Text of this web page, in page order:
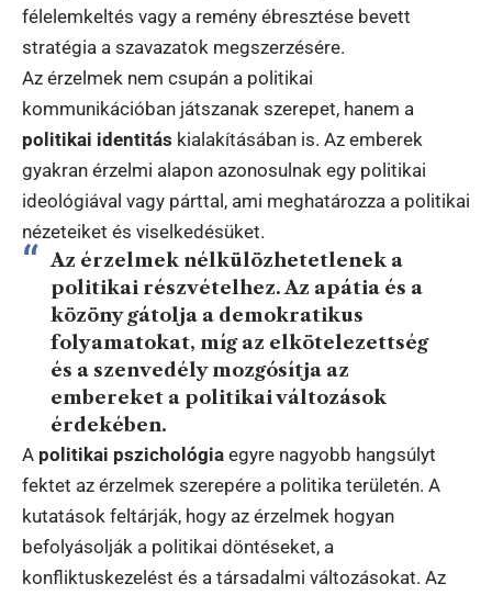
félelemkeltés vagy a remény ébresztése bevett
stratégia a szavazatok megszerzésére.
Az érzelmek nem csupán a politikai
kommunikációban játszanak szerepet, hanem a
politikai identitás kialakításában is. Az emberek
gyakran érzelmi alapon azonosulnak egy politikai
ideológiával vagy párttal, ami meghatározza a politikai
nézeteiket és viselkedésüket.
Az érzelmek nélkülözhetetlenek a
politikai részvételhez. Az apátia és a
közöny gátolja a demokratikus
folyamatokat, míg az elkötelezettség
és a szenvedély mozgósítja az
embereket a politikai változások
érdekében.
A politikai pszichológia egyre nagyobb hangsúlyt
fektet az érzelmek szerepére a politika területén. A
kutatások feltárják, hogy az érzelmek hogyan
befolyásolják a politikai döntéseket, a
konfliktuskezelést és a társadalmi változásokat. Az